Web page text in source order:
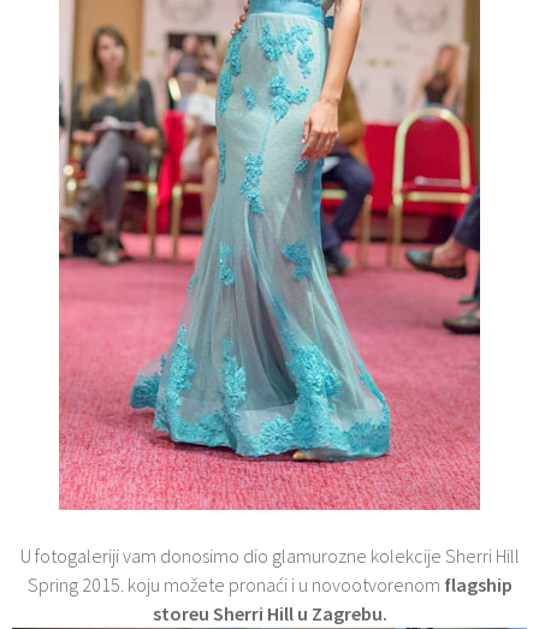
U fotogaleriji vam donosimo dio glamurozne kolekcije Sherri Hill
Spring 2015. koju možete pronaći i u novootvorenom flagship
storeu Sherri Hill u Zagrebu.